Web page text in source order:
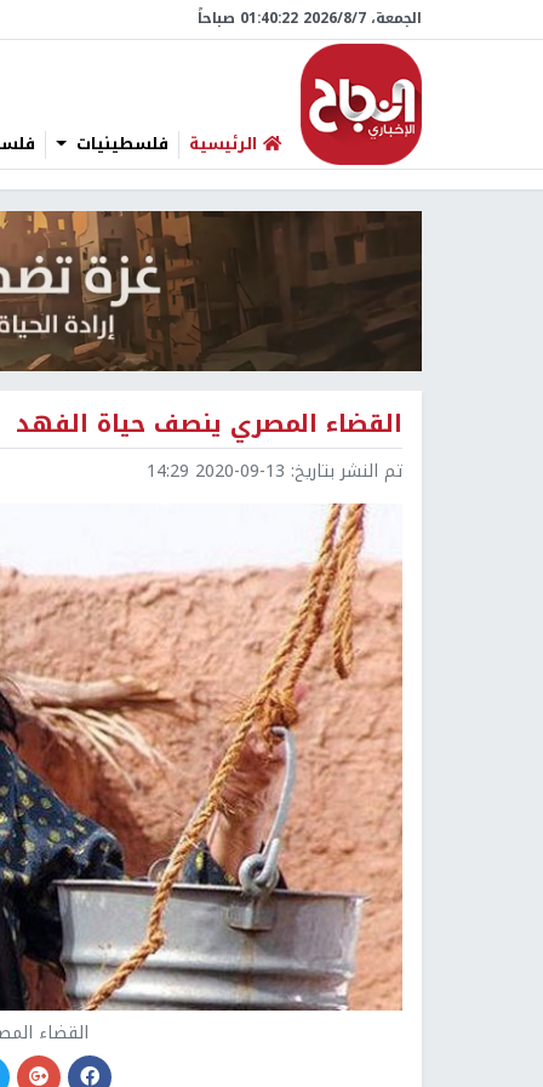
الجمعة، 7/‏8/‏2026 01:40:23 صباحاً
الرئيسية فلسطينيات
القضاء المصري ينصف حياة الفهد
تم النشر بتاريخ: 2020-09-13 14:29
القضاء